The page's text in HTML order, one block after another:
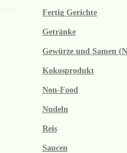
Fertig Gerichte
Getränke
Gewürze und Samen
Kokosprodukt
Non-Food
Nudeln
Reis
Saucen